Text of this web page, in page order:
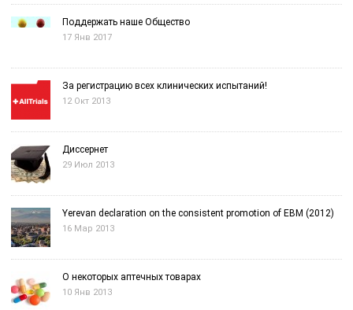
Поддержать наше Общество
17 Янв 2017
За регистрацию всех клинических испытаний!
12 Окт 2013
Диссернет
29 Июл 2013
Yerevan declaration on the consistent promotion of EBM (2012)
16 Мар 2013
О некоторых аптечных товарах
10 Янв 2013